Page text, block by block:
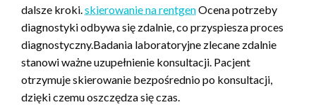
dalsze kroki.skierowanie na rentgenOcena potrzeby
diagnostyki odbywa się zdalnie, co przyspiesza proces
diagnostyczny.Badania laboratoryjne zlecane zdalnie
stanowi ważne uzupełnienie konsultacji. Pacjent
otrzymuje skierowanie bezpośrednio po konsultacji,
dzięki czemu oszczędza się czas.